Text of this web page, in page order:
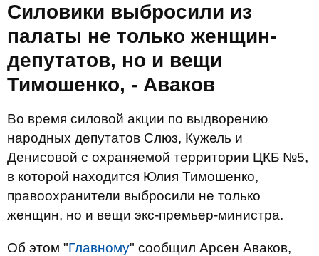
Силовики выбросили из
палаты не только женщин-
депутатов, но и вещи
Тимошенко, - Аваков
Во время силовой акции по выдворению
народных депутатов Слюз, Кужель и
Денисовой с охраняемой территории ЦКБ №5,
в которой находится Юлия Тимошенко,
правоохранители выбросили не только
женщин, но и вещи экс-премьер-министра.
Об этом "Главному" сообщил Арсен Аваков,